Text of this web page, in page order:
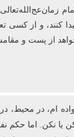
کنند، و از کسی
از پست و
ام، در محیط،
یا نکن. اما